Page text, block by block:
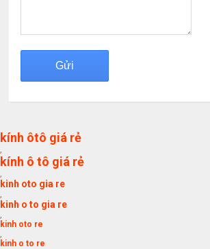
kính ôtô giá rẻ
kính ô tô giá rẻ
kinh oto gia re
kinh o to gia re
kinh oto re
kinh o to re